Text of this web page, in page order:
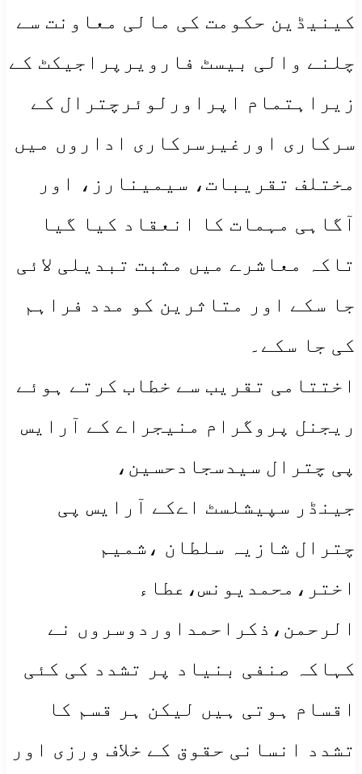
کینیڈین حکومت کی مالی معاونت سے
چلنے والی بیسٹ فارویرپراجیکٹ کے
زیراہتمام اپراورلوئرچترال کے
سرکاری اورغیرسرکاری اداروں میں
مختلف تقریبات، سیمینارز، اور
آگاہی مہمات کا انعقاد کیا گیا
تاکہ معاشرے میں مثبت تبدیلی لائی
جا سکے اور متاثرین کو مدد فراہم
کی جا سکے۔
اختتامی تقریب سے خطاب کرتے ہوئے
ریجنل پروگرام منیجراے کے آرایس
پی چترال سیدسجادحسین،
جینڈر سپیشلسٹ اےکے آرایس پی
چترال شازیہ سلطان ،شمیم
اختر،محمدیونس،عطاء
الرحمن،ذکراحمداوردوسروں نے
کہاکہ صنفی بنیاد پر تشدد کی کئی
اقسام ہوتی ہیں لیکن ہر قسم کا
تشدد انسانی حقوق کے خلاف ورزی اور